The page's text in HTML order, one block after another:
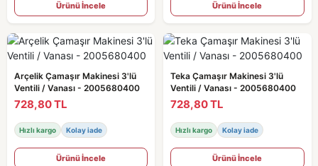
Ürünü İncele Ürünü İncele
Arçelik Çamaşır Makinesi 3'lü
Ventili / Vanası - 2005680400
728,80 TL
Hızlı kargo Kolay iade
Ürünü İncele
Teka Çamaşır Makinesi 3'lü
Ventili / Vanası - 2005680400
728,80 TL
Hızlı kargo Kolay iade
Ürünü İncele